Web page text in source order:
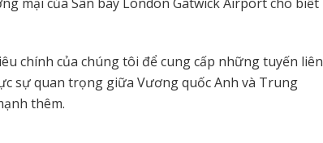
chính của chúng tôi để cung cấp những tuyến liên
sự quan trọng giữa Vương quốc Anh và Trung
thêm.